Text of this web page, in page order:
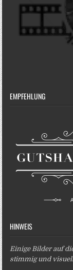
EMPFEHLUNG
HINWEIS
Einige Bilder auf
stimmig und